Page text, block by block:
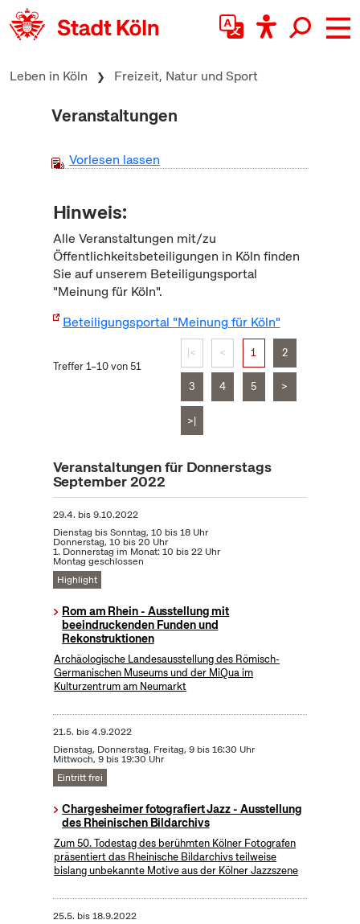
zum Inhalt springen
Leben in Köln Freizeit, Natur und Sport
Veranstaltungen
Vorlesen lassen
Hinweis:
Alle Veranstaltungen mit/zu
Öffentlichkeitsbeteiligungen in Köln finden
Sie auf unserem Beteiligungsportal
"Meinung für Köln".
Beteiligungsportal "Meinung für Köln"
Treffer 1–10 von 51
|< < 1 2
3 4 5 >
>|
Veranstaltungen für Donnerstags
September 2022
29.4. bis9.10.2022
Dienstag bis Sonntag, 10 bis 18 Uhr
Donnerstag, 10 bis 20 Uhr
1. Donnerstag im Monat: 10 bis 22 Uhr
Montag geschlossen
Highlight
Rom am Rhein - Ausstellung mit
beeindruckenden Funden und
Rekonstruktionen
Archäologische Landesausstellung des Römisch-
Germanischen Museums und der MiQua im
Kulturzentrum am Neumarkt
21.5. bis4.9.2022
Dienstag, Donnerstag, Freitag, 9 bis 16:30 Uhr
Mittwoch, 9 bis 19:30 Uhr
Eintritt frei
Chargesheimer fotografiert Jazz - Ausstellung
des Rheinischen Bildarchivs
Zum 50. Todestag des berühmten Kölner Fotografen
präsentiert das Rheinische Bildarchivs teilweise
bislang unbekannte Motive aus der Kölner Jazzszene
25.5. bis18.9.2022